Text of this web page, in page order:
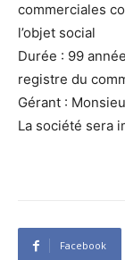
commerciales
l’objet social
Durée : 99
registre du
Gérant :
La société sera
Facebook